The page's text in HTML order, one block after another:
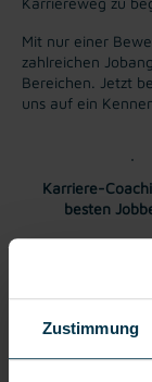
Zustimmung
Mit nur einer
zahlreichen
Bereichen. Jetzt
uns auf ein
Karriere-
besten
Soziale